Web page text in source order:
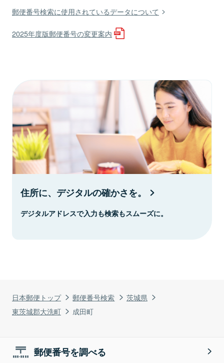
日本郵便トップ 郵便番号検索
茨城県
東茨城郡大洗町
成田町
郵便番号検索に使用されているデータについて
2025年度版郵便番号の変更案内
住所に、デジタルの確かさを。
デジタルアドレスで入力も検索もスムーズに。
郵便番号を調べる